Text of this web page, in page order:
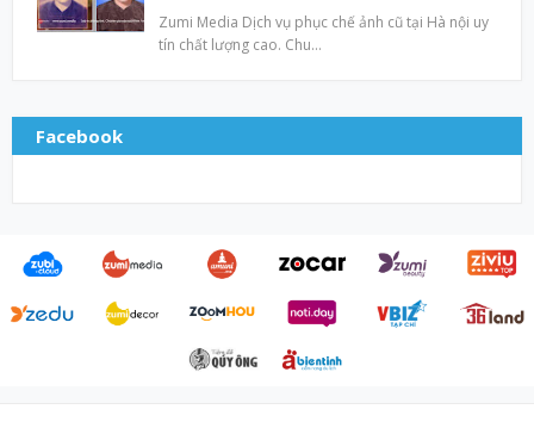
Zumi Media Dịch vụ phục chế ảnh cũ tại Hà nội uy
tín chất lượng cao. Chu…
Facebook